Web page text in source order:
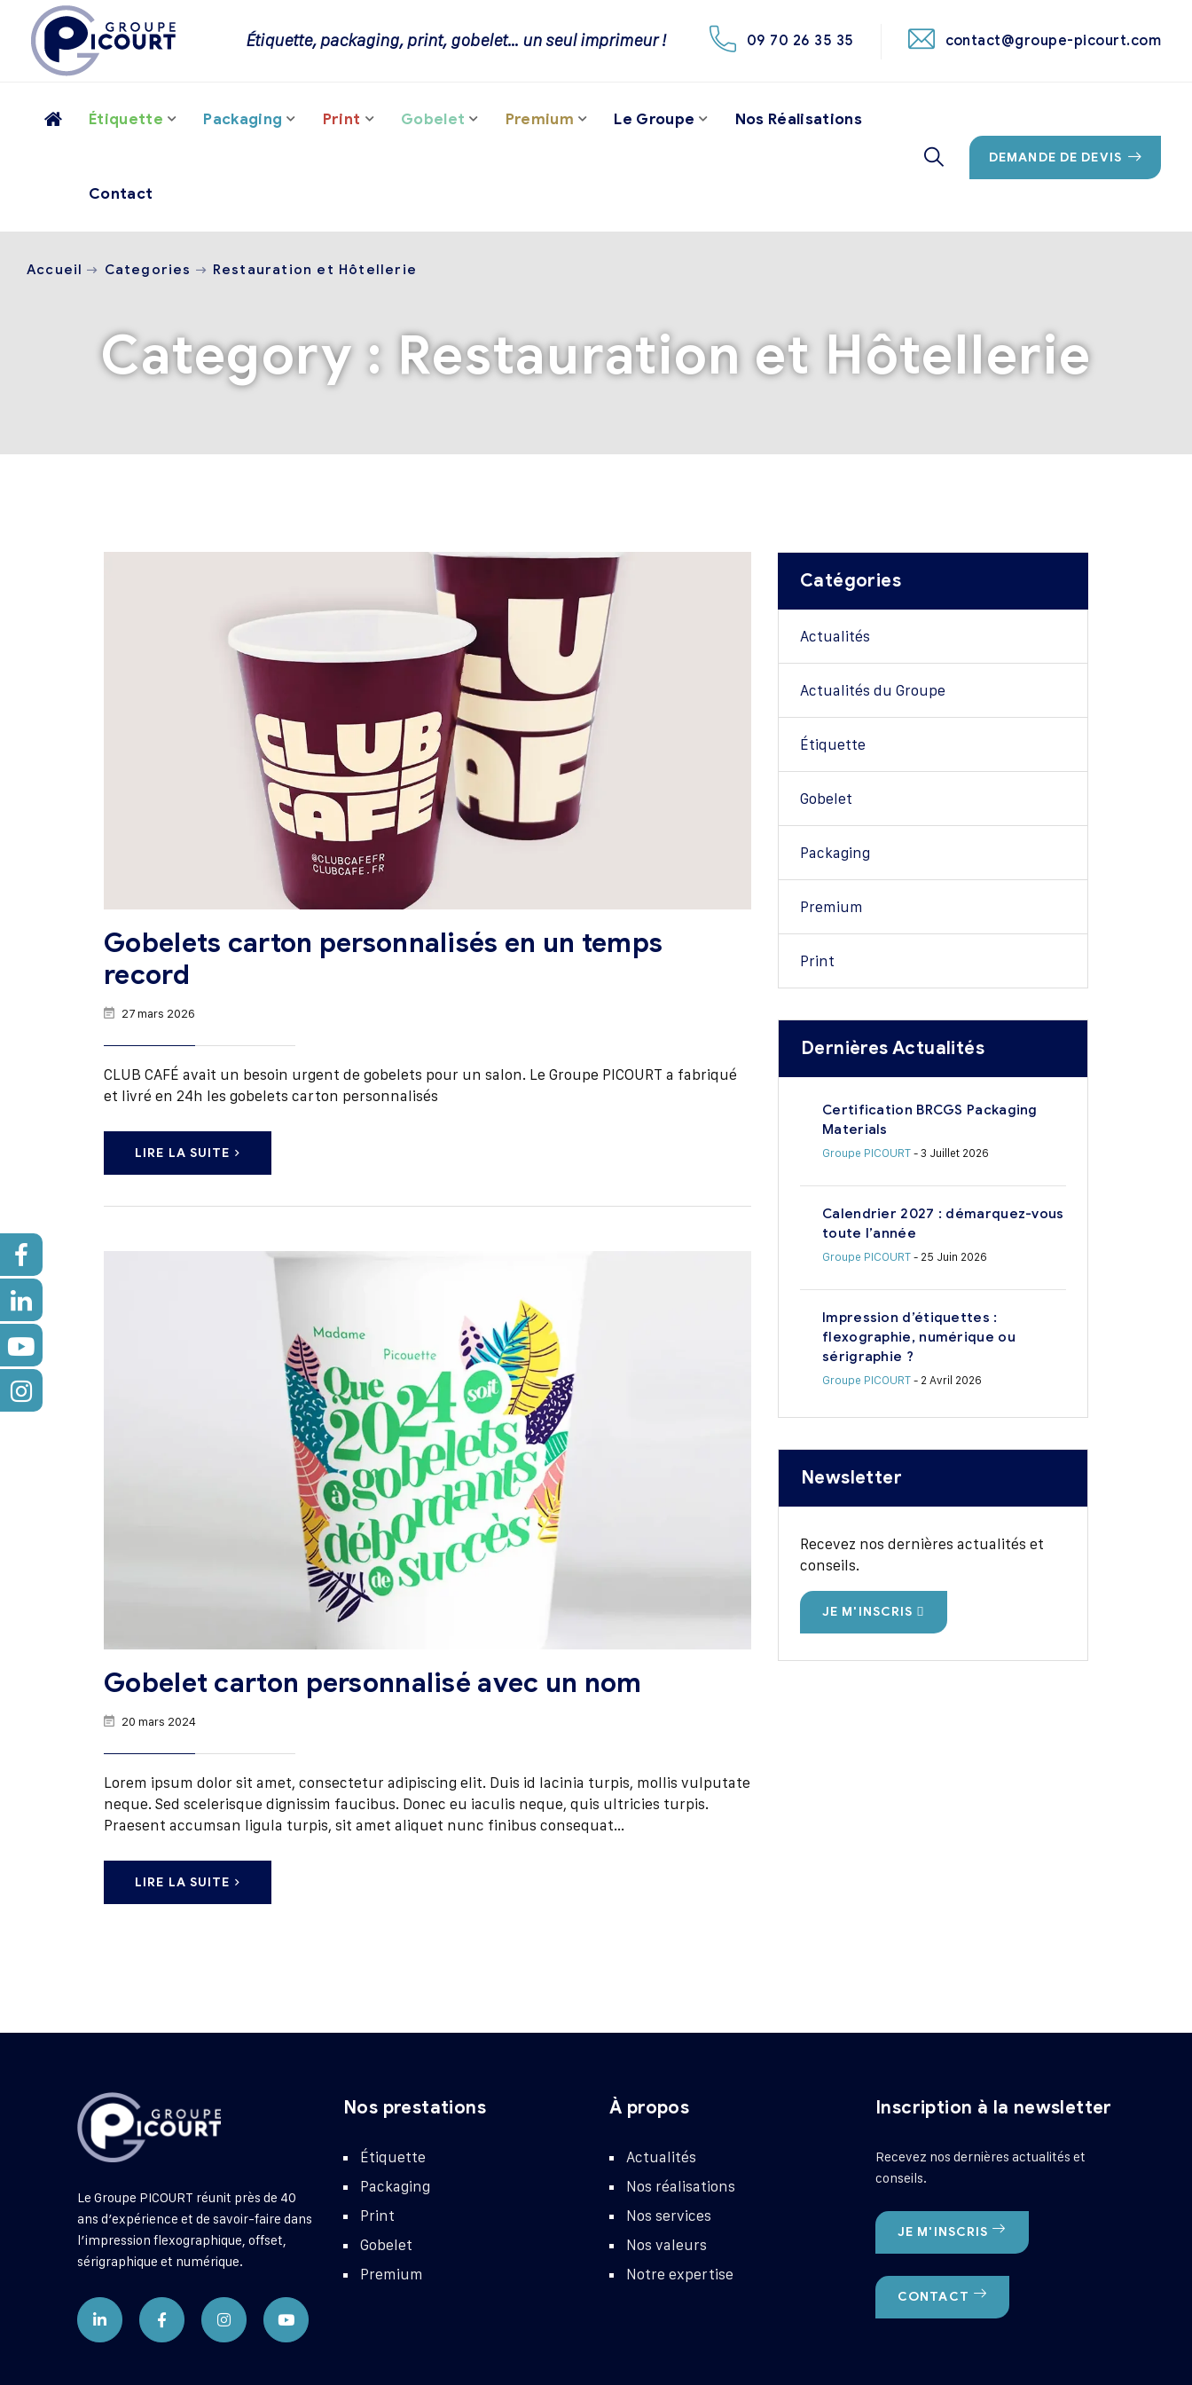
Étiquette, packaging, print, gobelet… un seul imprimeur ! 09 70 26 35 35 contact@groupe-picourt.com
Étiquette Packaging Print Gobelet Premium Le Groupe Nos Réalisations
Contact
DEMANDE DE DEVIS
Category : Restauration et Hôtellerie
Accueil Categories Restauration et Hôtellerie
Gobelets carton personnalisés en un temps
record
27 mars 2026
CLUB CAFÉ avait un besoin urgent de gobelets pour un salon. Le Groupe PICOURT a fabriqué
et livré en 24h les gobelets carton personnalisés
LIRE LA SUITE
Gobelet carton personnalisé avec un nom
20 mars 2024
Lorem ipsum dolor sit amet, consectetur adipiscing elit. Duis id lacinia turpis, mollis vulputate
neque. Sed scelerisque dignissim faucibus. Donec eu iaculis neque, quis ultricies turpis.
Praesent accumsan ligula turpis, sit amet aliquet nunc finibus consequat...
LIRE LA SUITE
Catégories
Actualités
Actualités du Groupe
Étiquette
Gobelet
Packaging
Premium
Print
Dernières Actualités
Certification BRCGS Packaging
Materials
Groupe PICOURT- 3 Juillet 2026
Calendrier 2027 : démarquez-vous
toute l’année
Groupe PICOURT- 25 Juin 2026
Impression d’étiquettes :
flexographie, numérique ou
sérigraphie ?
Groupe PICOURT- 2 Avril 2026
Newsletter
Recevez nos dernières actualités et
conseils.
JE M'INSCRIS
Le Groupe PICOURT réunit près de 40
ans d’expérience et de savoir-faire dans
l’impression flexographique, offset,
sérigraphique et numérique.
Nos prestations
Étiquette
Packaging
Print
Gobelet
Premium
À propos
Actualités
Nos réalisations
Nos services
Nos valeurs
Notre expertise
Inscription à la newsletter
Recevez nos dernières actualités et
conseils.
JE M'INSCRIS
CONTACT